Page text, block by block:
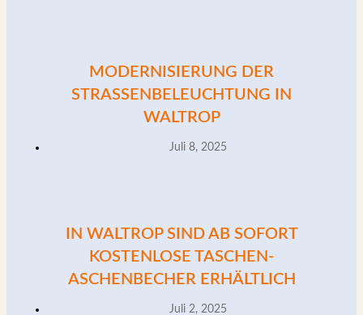
MODERNISIERUNG DER
STRASSENBELEUCHTUNG IN W
ALTROP
Juli 8, 2025
IN WALTROP SIND AB SOFORT
KOSTENLOSE TASCHEN-
ASCHENBECHER ERHÄLTLICH
Juli 2, 2025